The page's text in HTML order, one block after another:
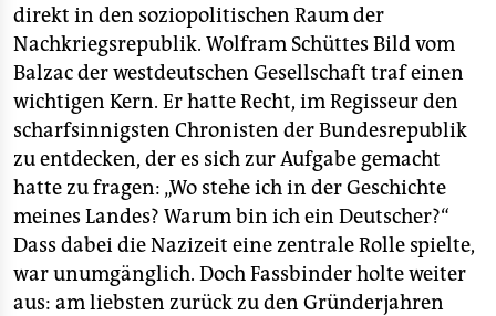
direkt in den soziopolitischen Raum der
Nachkriegsrepublik. Wolfram Schüttes Bild vom
Balzac der westdeutschen Gesellschaft traf einen
wichtigen Kern. Er hatte Recht, im Regisseur den
scharfsinnigsten Chronisten der Bundesrepublik
zu entdecken, der es sich zur Aufgabe gemacht
hatte zu fragen: „Wo stehe ich in der Geschichte
meines Landes? Warum bin ich ein Deutscher?“
Dass dabei die Nazizeit eine zentrale Rolle spielte,
war unumgänglich. Doch Fassbinder holte weiter
aus: am liebsten zurück zu den Gründerjahren